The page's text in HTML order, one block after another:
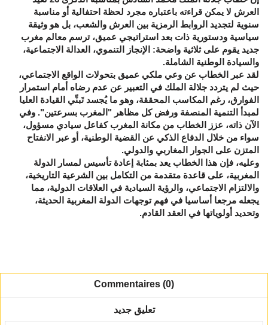
العرش لا يمكن قراءته باعتباره مجرد لحظة احتفالية أو مناسبة
سنوية لتجديد الروابط الرمزية بين العرش والشعب، بل هو وثيقة
سياسية ودستورية ذات بعد استراتيجي عميق، ترسم معالم مغرب
جديد يقوم على ثلاثية واضحة: الإنجاز التنموي، العدالة الاجتماعية،
والسيادة الوطنية الشاملة.
لقد عبر الخطاب عن وعي ملكي عميق بتحولات الواقع الاجتماعي،
حيث لم يتردد جلالة الملك في التعبير عن عدم رضاه أمام استمرار
الفوارق، رغم المكاسب المحققة، وهو ما يُجسد تَبنِّي القيادة العليا
لمبدأ التنمية المنصفة ورفض كل مظاهر "المغرب بسرعتين". وفي
الآن ذاته، عزز الخطاب من مكانة المغرب كفاعل سيادي مسؤول،
سواء من خلال الدفاع الذكي عن القضية الوطنية، أو عبر الانفتاح
المتزن على الجوار المغاربي والدولي.
وعليه، فإن هذا الخطاب يعد بمثابة إعادة تأسيس لمسار الدولة
المغربية، على قاعدة متقدمة من التكامل بين الشرعية التاريخية،
والالتزام الاجتماعي، والرؤية السيادية في العلاقات الدولية، مما
يجعله مرجعا أساسيا في فهم توجهات الدولة المغربية الحديثة،
وتحديد أولوياتها في العقد القادم.
Commentaires (0)
تعليق جديد